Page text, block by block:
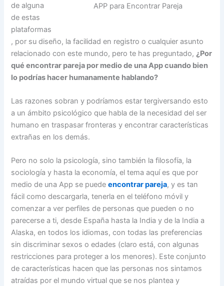
APP para Encontrar Pareja
de alguna
de estas
plataformas
, por su diseño, la facilidad en registro o cualquier asunto
relacionado con este mundo, pero te has preguntado, ¿Por
qué encontrar pareja por medio de una App cuando bien
lo podrías hacer humanamente hablando?
Las razones sobran y podríamos estar tergiversando esto
a un ámbito psicológico que habla de la necesidad del ser
humano en traspasar fronteras y encontrar características
extrañas en los demás.
Pero no solo la psicología, sino también la filosofía, la
sociología y hasta la economía, el tema aquí es que por
medio de una App se puedeencontrar pareja, y es tan
fácil como descargarla, tenerla en el teléfono móvil y
comenzar a ver perfiles de personas que pueden o no
parecerse a ti, desde España hasta la India y de la India a
Alaska, en todos los idiomas, con todas las preferencias
sin discriminar sexos o edades (claro está, con algunas
restricciones para proteger a los menores). Este conjunto
de características hacen que las personas nos sintamos
atraídas por el mundo virtual que se nos plantea y